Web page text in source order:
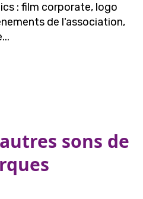
: film corporate, logo
de l'association,
sons de